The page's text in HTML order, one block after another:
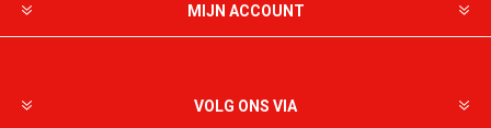
MIJN ACCOUNT
VOLG ONS VIA